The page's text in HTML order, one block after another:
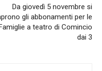
Da giovedì 5 novembre si
gli abbonamenti per le
a teatro di Comincio
dai 3